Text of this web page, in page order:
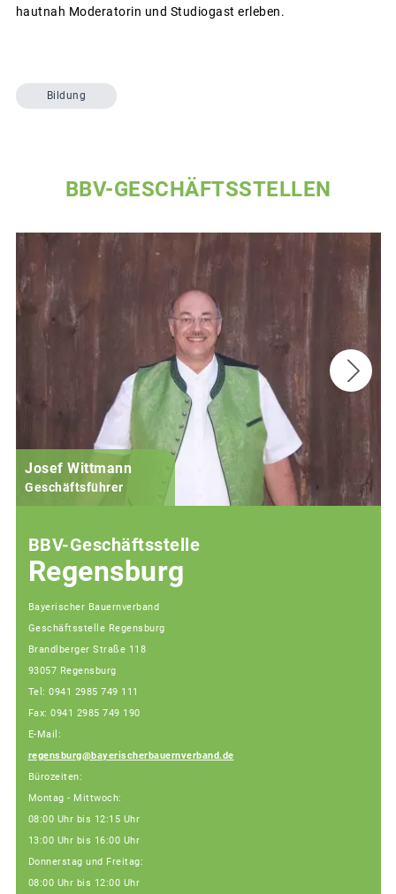
hautnah Moderatorin und Studiogast erleben.
Bildung
BBV-GESCHÄFTSSTELLEN
Josef Wittmann
Geschäftsführer
BBV-Geschäftsstelle
Regensburg
Bayerischer Bauernverband
Geschäftsstelle Regensburg
Brandlberger Straße 118
93057 Regensburg
Tel: 0941 2985 749 111
Fax: 0941 2985 749 190
E-Mail:
regensburg@bayerischerbauernverband.de
Bürozeiten:
Montag - Mittwoch:
08:00 Uhr bis 12:15 Uhr
13:00 Uhr bis 16:00 Uhr
Donnerstag und Freitag:
08:00 Uhr bis 12:00 Uhr